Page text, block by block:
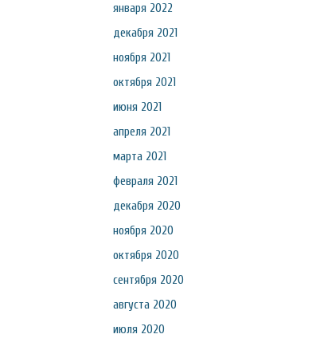
января 2022
декабря 2021
ноября 2021
октября 2021
июня 2021
апреля 2021
марта 2021
февраля 2021
декабря 2020
ноября 2020
октября 2020
сентября 2020
августа 2020
июля 2020